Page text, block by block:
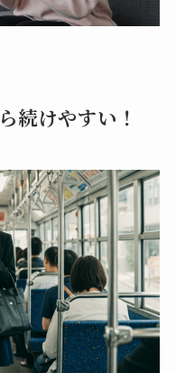
続けやすい！